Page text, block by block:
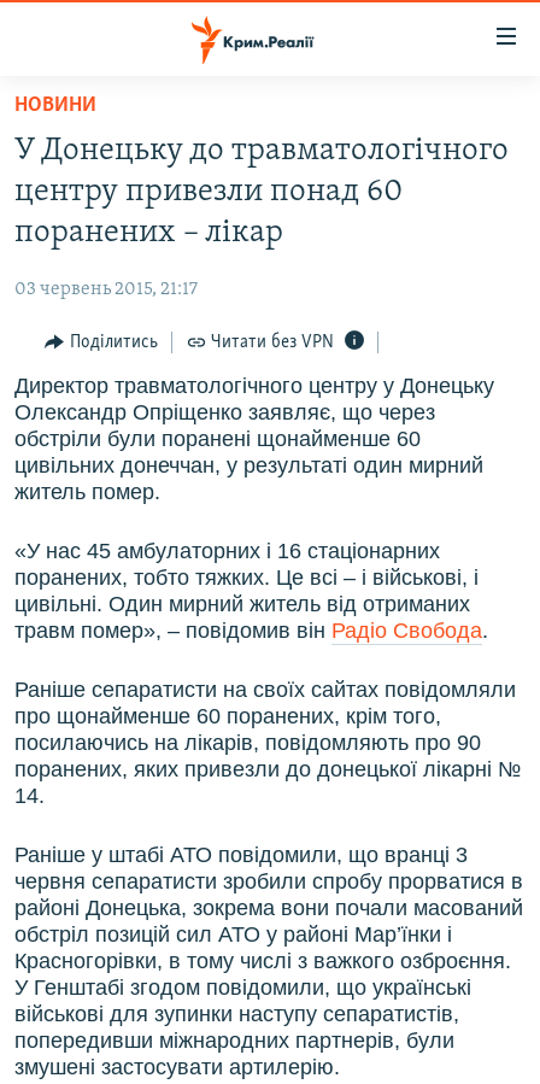
Перейти
основного
матеріалу
до
основної
навігації
Перейти
пошуку
ВОДА.КРИМ
ВІДЕО ТА ФОТО
БЛОГИ
ПОГЛЯД
ІНТЕРВ'Ю
ВСЕ ЗА ДЕНЬ
СПЕЦПРОЕКТИ
ВІДЕОУРОКИ «ELIFBE»
СВІДЧЕННЯ ОКУПАЦІЇ
ІНФОГРАФІКА
Русский
Qırımtatar
ДОЛУЧАЙСЯ!
Усі сайти RFE/RL
НОВИНИ
У Донецьку до травматологічного
центру привезли понад 60
поранених – лікар
03 червень 2015, 21:17
Поділитись Читати без VPN
Директор травматологічного центру у Донецьку
Олександр Опріщенко заявляє, що через
обстріли були поранені щонайменше 60
цивільних донеччан, у результаті один мирний
житель помер.
«У нас 45 амбулаторних і 16 стаціонарних
поранених, тобто тяжких. Це всі – і військові, і
цивільні. Один мирний житель від отриманих
травм помер», – повідомив він Радіо Свобода.
Раніше сепаратисти на своїх сайтах повідомляли
про щонайменше 60 поранених, крім того,
посилаючись на лікарів, повідомляють про 90
поранених, яких привезли до донецької лікарні №
14.
Раніше у штабі АТО повідомили, що вранці 3
червня сепаратисти зробили спробу прорватися в
районі Донецька, зокрема вони почали масований
обстріл позицій сил АТО у районі Мар’їнки і
Красногорівки, в тому числі з важкого озброєння.
У Генштабі згодом повідомили, що українські
військові для зупинки наступу сепаратистів,
попередивши міжнародних партнерів, були
змушені застосувати артилерію.